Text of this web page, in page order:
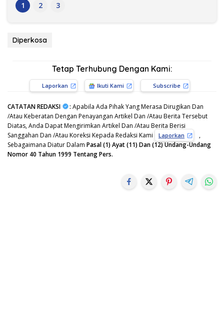
1
2 3
Diperkosa
Tetap Terhubung Dengan Kami:
Laporkan Ikuti Kami Subscribe
CATATAN REDAKSI : Apabila Ada Pihak Yang Merasa Dirugikan Dan
/Atau Keberatan Dengan Penayangan Artikel Dan /Atau Berita Tersebut
Diatas, Anda Dapat Mengirimkan Artikel Dan /Atau Berita Berisi
Sanggahan Dan /Atau Koreksi Kepada Redaksi Kami
Laporkan
,
Sebagaimana Diatur Dalam Pasal (1) Ayat (11) Dan (12) Undang-Undang
Nomor 40 Tahun 1999 Tentang Pers.